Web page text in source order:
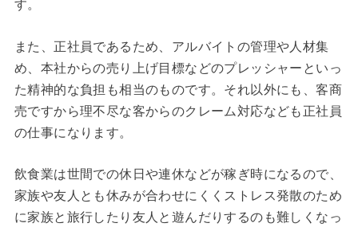
す。
また、正社員であるため、アルバイトの管理や人材集
め、本社からの売り上げ目標などのプレッシャーといっ
た精神的な負担も相当のものです。それ以外にも、客商
売ですから理不尽な客からのクレーム対応なども正社員
の仕事になります。
飲食業は世間での休日や連休などが稼ぎ時になるので、
家族や友人とも休みが合わせにくくストレス発散のため
に家族と旅行したり友人と遊んだりするのも難しくなっ